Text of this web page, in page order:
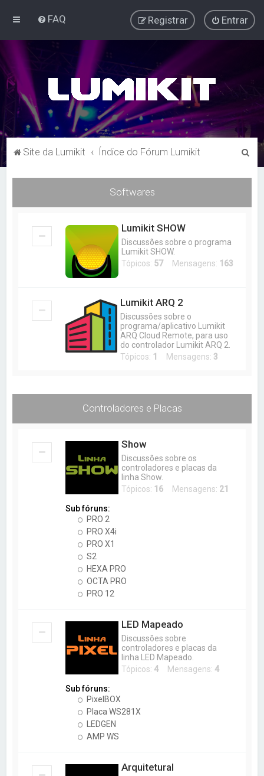
FAQ Entrar
Registrar
Site da Lumikit Índice do Fórum Lumikit
Softwares
Lumikit SHOW
Discussões sobre o programa
Lumikit SHOW.
Tópicos: 57Mensagens: 163
Lumikit ARQ 2
Discussões sobre o
programa/aplicativo Lumikit
ARQ Cloud Remote, para uso
do controlador Lumikit ARQ 2.
Tópicos: 1 Mensagens: 3
Controladores e Placas
Show
Discussões sobre os
controladores e placas da
linha Show.
Tópicos: 16 Mensagens: 21
Sub fóruns:
PRO 2
PRO X4i
PRO X1
S2
HEXA PRO
OCTA PRO
PRO 12
LED Mapeado
Discussões sobre
controladores e placas da
linha LED Mapeado.
Tópicos:4 Mensagens:4
Sub fóruns:
PixelBOX
Placa WS281X
LEDGEN
AMP WS
Arquitetural